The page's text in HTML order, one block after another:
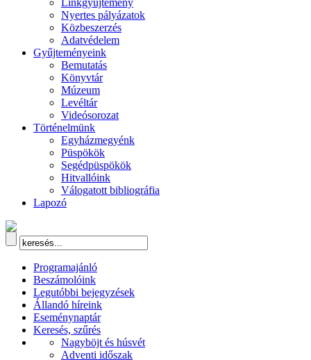
Linkgyűjtemény
Nyertes pályázatok
Közbeszerzés
Adatvédelem
Gyűjteményeink
Bemutatás
Könyvtár
Múzeum
Levéltár
Videósorozat
Történelmünk
Egyházmegyénk
Püspökök
Segédpüspökök
Hitvallóink
Válogatott bibliográfia
Lapozó
Programajánló
Beszámolóink
Legutóbbi bejegyzések
Állandó híreink
Eseménynaptár
Keresés, szűrés
Nagyböjt és húsvét
Adventi időszak